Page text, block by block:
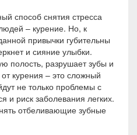
способ снятия стресса
– курение. Но, к
привычки губительны
и сияние улыбки.
полость, разрушает зубы и
курения – это сложный
не только проблемы с
и риск заболевания легких.
отбеливающие зубные